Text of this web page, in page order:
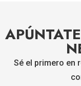
Sé el primero en